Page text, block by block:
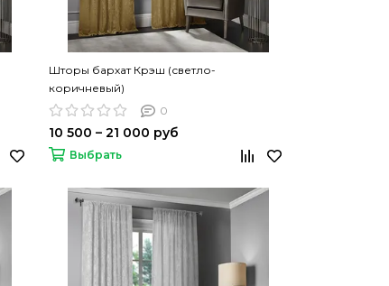
Шторы бархат Крэш (светло-
коричневый)
0
10 500 – 21 000 руб
Выбрать